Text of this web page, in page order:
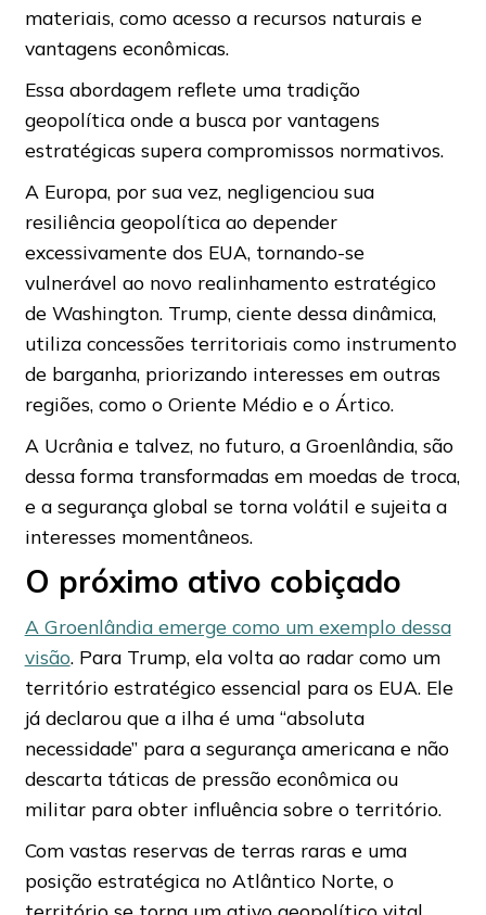
materiais, como acesso a recursos naturais e
vantagens econômicas.
Essa abordagem reflete uma tradição
geopolítica onde a busca por vantagens
estratégicas supera compromissos normativos.
A Europa, por sua vez, negligenciou sua
resiliência geopolítica ao depender
excessivamente dos EUA, tornando-se
vulnerável ao novo realinhamento estratégico
de Washington. Trump, ciente dessa dinâmica,
utiliza concessões territoriais como instrumento
de barganha, priorizando interesses em outras
regiões, como o Oriente Médio e o Ártico.
A Ucrânia e talvez, no futuro, a Groenlândia, são
dessa forma transformadas em moedas de troca,
e a segurança global se torna volátil e sujeita a
interesses momentâneos.
O próximo ativo cobiçado
A Groenlândia emerge como um exemplo dessa
visão. Para Trump, ela volta ao radar como um
território estratégico essencial para os EUA. Ele
já declarou que a ilha é uma “absoluta
necessidade” para a segurança americana e não
descarta táticas de pressão econômica ou
militar para obter influência sobre o território.
Com vastas reservas de terras raras e uma
posição estratégica no Atlântico Norte, o